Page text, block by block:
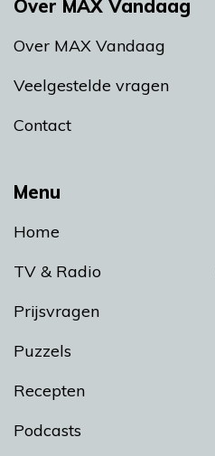
Menu
Home
TV & Radio
Prijsvragen
Puzzels
Recepten
Podcasts
Over MAX Vandaag
Over MAX Vandaag
Veelgestelde vragen
Contact